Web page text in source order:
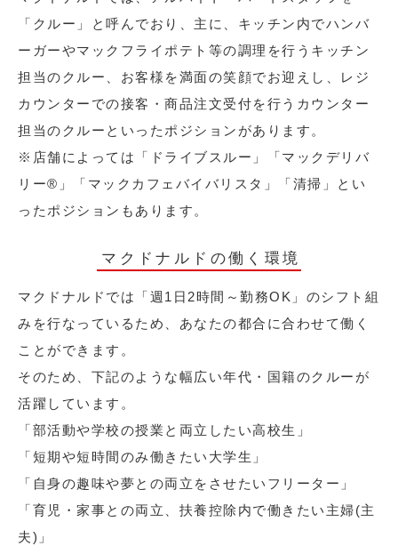
「クルー」と呼んでおり、主に、キッチン内でハンバ
ーガーやマックフライポテト等の調理を行うキッチン
担当のクルー、お客様を満面の笑顔でお迎えし、レジ
カウンターでの接客・商品注文受付を行うカウンター
担当のクルーといったポジションがあります。
※店舗によっては「ドライブスルー」「マックデリバ
リー®︎」「マックカフェバイバリスタ」「清掃」とい
ったポジションもあります。
マクドナルドの働く環境
マクドナルドでは「週1日2時間～勤務OK」のシフト組
みを行なっているため、あなたの都合に合わせて働く
ことができます。
そのため、下記のような幅広い年代・国籍のクルーが
活躍しています。
「部活動や学校の授業と両立したい高校生」
「短期や短時間のみ働きたい大学生」
「自身の趣味や夢との両立をさせたいフリーター」
「育児・家事との両立、扶養控除内で働きたい主婦(主
夫)」